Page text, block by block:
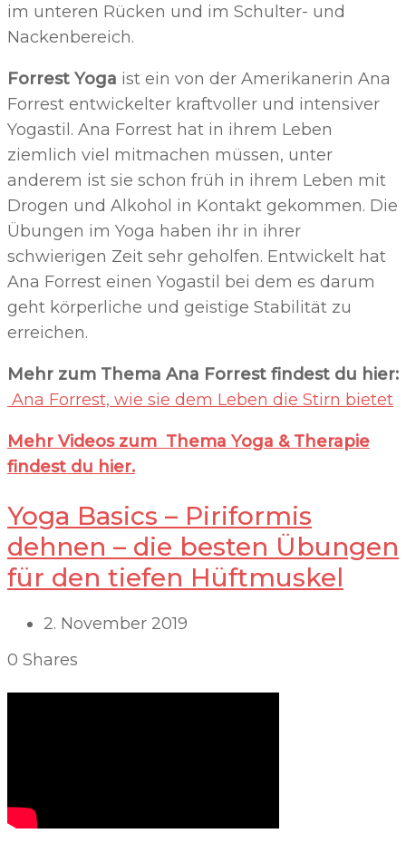
im unteren Rücken und im Schulter- und
Nackenbereich.
Forrest Yoga ist ein von der Amerikanerin Ana
Forrest entwickelter kraftvoller und intensiver
Yogastil. Ana Forrest hat in ihrem Leben
ziemlich viel mitmachen müssen, unter
anderem ist sie schon früh in ihrem Leben mit
Drogen und Alkohol in Kontakt gekommen. Die
Übungen im Yoga haben ihr in ihrer
schwierigen Zeit sehr geholfen. Entwickelt hat
Ana Forrest einen Yogastil bei dem es darum
geht körperliche und geistige Stabilität zu
erreichen.
Mehr zum Thema Ana Forrest findest du hier:
Ana Forrest, wie sie dem Leben die Stirn bietet
Mehr Videos zum Thema Yoga & Therapie
findest du hier.
Yoga Basics – Piriformis
dehnen – die besten Übungen
für den tiefen Hüftmuskel
2. November 2019
0 Shares